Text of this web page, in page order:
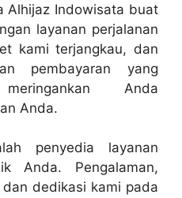
Alhijaz Indowisata buat
layanan perjalanan
kami terjangkau, dan
pembayaran yang
Anda
Anda.
penyedia layanan
Anda. Pengalaman,
dedikasi kami pada